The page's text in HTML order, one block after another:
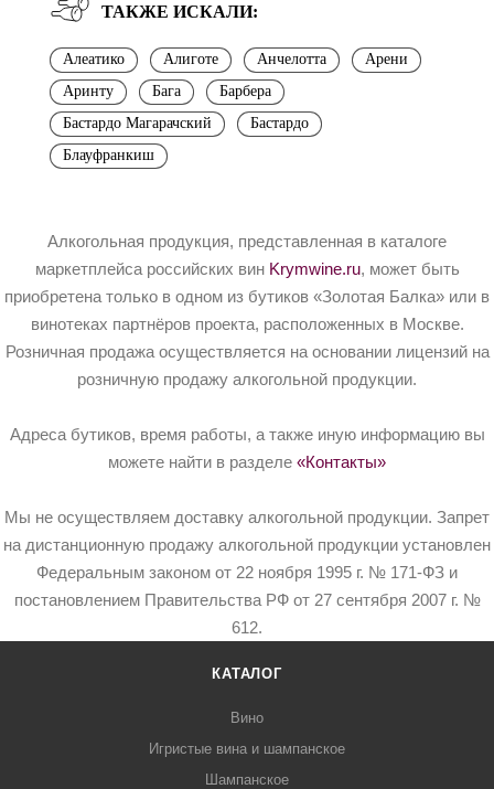
ТАКЖЕ ИСКАЛИ:
Алеатико Алиготе Анчелотта
Арени
Аринту
Бага
Барбера
Бастардо Магарачский
Бастардо
Блауфранкиш
Алкогольная продукция, представленная в каталоге
маркетплейса российских вин Krymwine.ru, может быть
приобретена только в одном из бутиков «Золотая Балка» или в
винотеках партнёров проекта, расположенных в Москве.
Розничная продажа осуществляется на основании лицензий на
розничную продажу алкогольной продукции.
Адреса бутиков, время работы, а также иную информацию вы
можете найти в разделе «Контакты»
Мы не осуществляем доставку алкогольной продукции. Запрет
на дистанционную продажу алкогольной продукции установлен
Федеральным законом от 22 ноября 1995 г. № 171-ФЗ и
постановлением Правительства РФ от 27 сентября 2007 г. №
612.
КАТАЛОГ
Вино
Игристые вина и шампанское
Шампанское